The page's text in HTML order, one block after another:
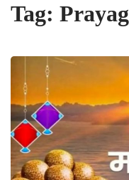
Tag: Prayag